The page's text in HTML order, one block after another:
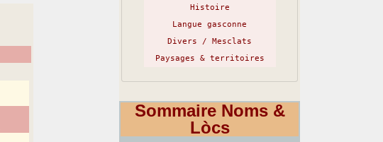
Histoire
Langue gasconne
Divers / Mesclats
Paysages & territoires
Sommaire Noms &
Lòcs